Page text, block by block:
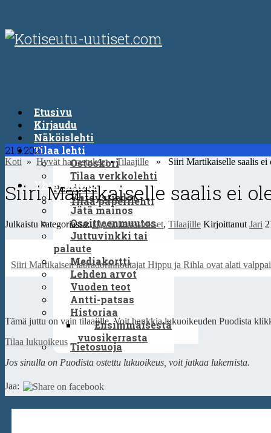
Etusivu
Kirjaudu
Näköislehti
Tilaa lehti
Ostoskori
Tilaa verkkolehti
Puodista
Tilaa paperilehti
Yhteystiedot
Yhteystiedot
Jätä mainos
Osoitteenmuutos
Juttuvinkki tai
palaute
Mediakortti
Lehden arvot
Vuoden teot
Antti-patsas
Historiaa
Ensimmäisestä
vuosikerrasta
Tietosuoja
21.9.2021
Koti » Hyvät harrastukset•Tilaajille » Siiri Martikaiselle saalis ei
Siiri Martikaiselle saalis ei
Julkaistu kategoriassa:Hyvät harrastukset, Tilaajille Kirjoittanut Jari
Siiri Martikaisen labradorinnoutajat Hippu ja Rihla ovat alati
Tämä juttu on vain tilaajille. Voit hankkia lukuoikeuden Puodista
Tilaa lukuoikeus
Jos sinulla on Puodista ostettu lukuoikeus, voit jatkaa lukemista.
Jaa: